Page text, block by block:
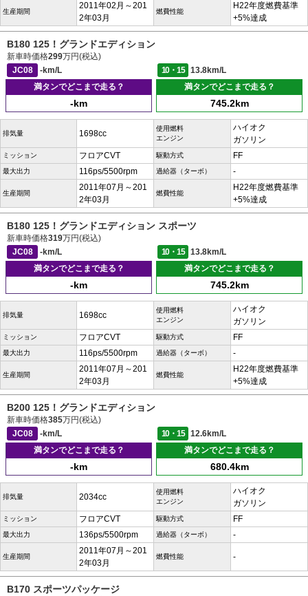
生産期間
2011年02月～201
2年03月
燃費性能
H22年度燃費基準
+5%達成
B180 125！グランドエディション
新車時価格299万円(税込)
JC08
-km/L 10・15
13.8km/L
満タンでどこまで走る？
-km
満タンでどこまで走る？
745.2km
排気量 1698cc
使用燃料
エンジン
ハイオク
ガソリン
ミッション フロアCVT 駆動方式 FF
最大出力 116ps/5500rpm 過給器（ターボ） -
生産期間
2011年07月～201
2年03月
燃費性能
H22年度燃費基準
+5%達成
B180 125！グランドエディション スポーツ
新車時価格319万円(税込)
JC08
-km/L 10・15
13.8km/L
満タンでどこまで走る？
-km
満タンでどこまで走る？
745.2km
排気量 1698cc
使用燃料
エンジン
ハイオク
ガソリン
ミッション フロアCVT 駆動方式 FF
最大出力 116ps/5500rpm 過給器（ターボ） -
生産期間
2011年07月～201
2年03月
燃費性能
H22年度燃費基準
+5%達成
B200 125！グランドエディション
新車時価格385万円(税込)
JC08
-km/L 10・15
12.6km/L
満タンでどこまで走る？
-km
満タンでどこまで走る？
680.4km
排気量 2034cc
使用燃料
エンジン
ハイオク
ガソリン
ミッション フロアCVT 駆動方式 FF
最大出力 136ps/5500rpm 過給器（ターボ） -
生産期間
2011年07月～201
2年03月
燃費性能 -
B170 スポーツパッケージ